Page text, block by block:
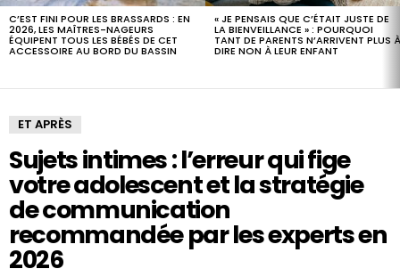
C’EST FINI POUR LES BRASSARDS : EN
2026, LES MAÎTRES-NAGEURS
ÉQUIPENT TOUS LES BÉBÉS DE CET
ACCESSOIRE AU BORD DU BASSIN
« JE PENSAIS QUE C’ÉTAIT JUSTE DE
LA BIENVEILLANCE » : POURQUOI
TANT DE PARENTS N’ARRIVENT PLUS
DIRE NON À LEUR ENFANT
ET APRÈS
Sujets intimes : l’erreur qui fige
votre adolescent et la stratégie
de communication
recommandée par les experts en
2026